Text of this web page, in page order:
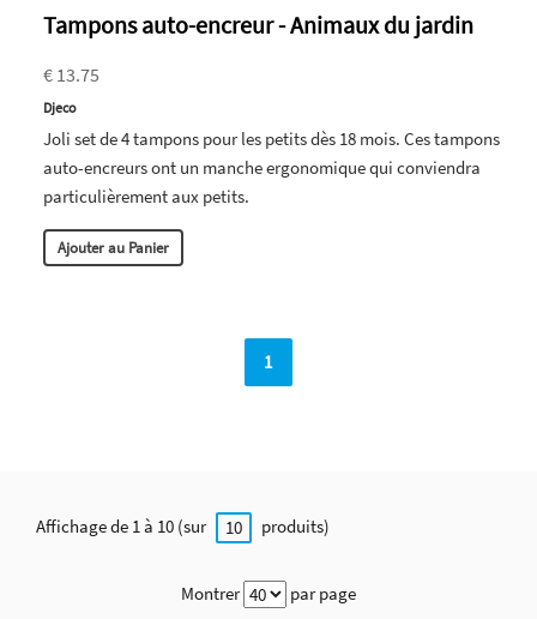
Tampons auto-encreur - Animaux du jardin
€ 13.75
Djeco
Joli set de 4 tampons pour les petits dès 18 mois. Ces tampons
auto-encreurs ont un manche ergonomique qui conviendra
particulièrement aux petits.
Ajouter au Panier
1
Affichage de 1 à 10 (sur 10 produits)
Montrer par page